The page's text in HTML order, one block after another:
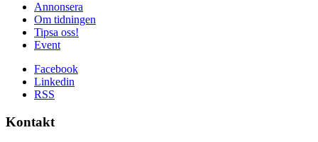
Annonsera
Om tidningen
Tipsa oss!
Event
Facebook
Linkedin
RSS
Kontakt